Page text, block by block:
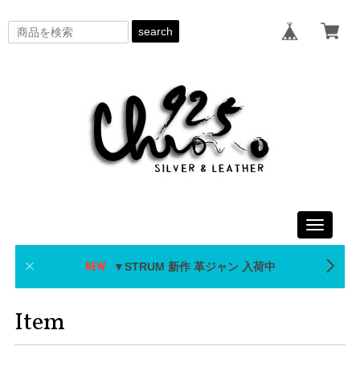
search
Toggle
▼STRUM 新作 革ジャン 入荷中
Item